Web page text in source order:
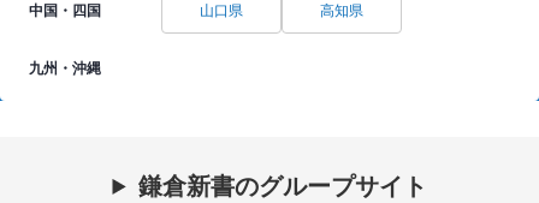
中国・四国 山口県 高知県
九州・沖縄
鎌倉新書のグループサイト